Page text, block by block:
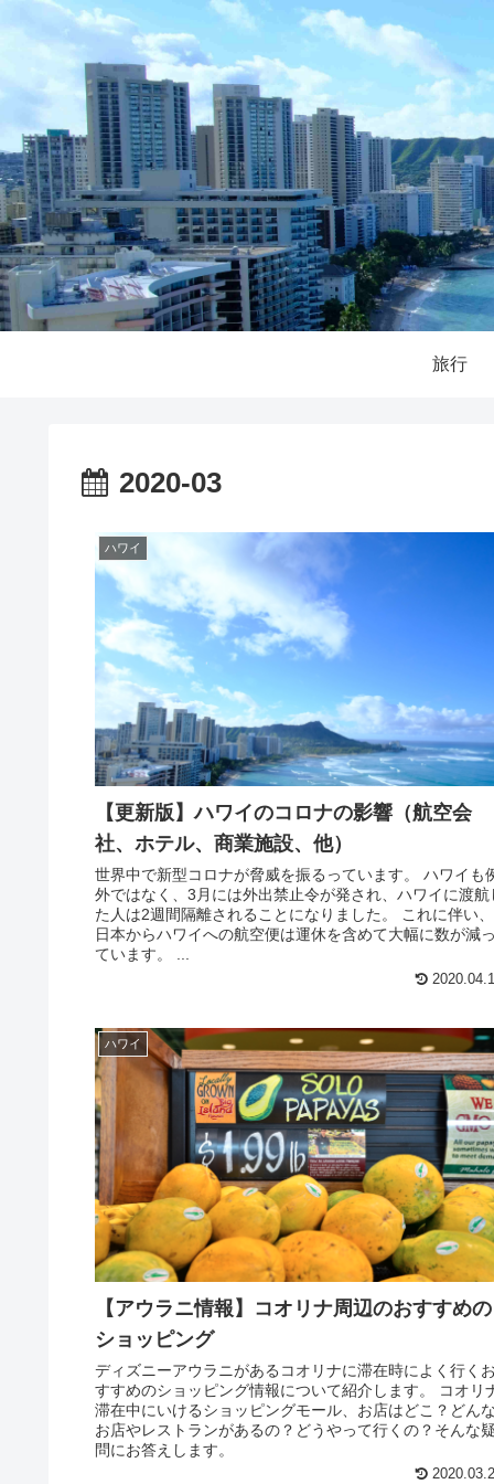
旅行
2020-03
ハワイ
【更新版】ハワイのコロナの影響（航空会
社、ホテル、商業施設、他）
世界中で新型コロナが脅威を振るっています。 ハワイも
外ではなく、3月には外出禁止令が発され、ハワイに渡航
た人は2週間隔離されることになりました。 これに伴い、
日本からハワイへの航空便は運休を含めて大幅に数が減
ています。 ...
ハワイ
【アウラニ情報】コオリナ周辺のおすすめの
ショッピング
ディズニーアウラニがあるコオリナに滞在時によく行く
すすめのショッピング情報について紹介します。 コオリ
滞在中にいけるショッピングモール、お店はどこ？どん
お店やレストランがあるの？どうやって行くの？そんな
問にお答えします。